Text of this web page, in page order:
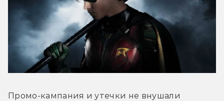
Промо-кампания и утечки не внушали